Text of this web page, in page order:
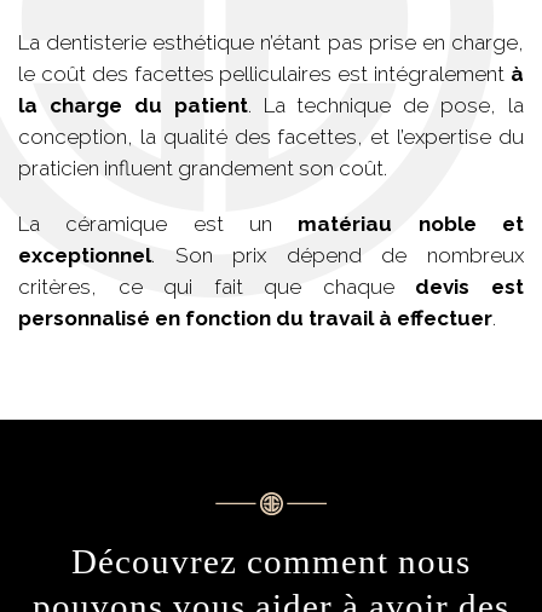
La dentisterie esthétique n’étant pas prise en charge,
le coût des facettes pelliculaires est intégralement à
la charge du patient. La technique de pose, la
conception, la qualité des facettes, et l’expertise du
praticien influent grandement son coût.
La céramique est un matériau noble et
exceptionnel. Son prix dépend de nombreux
critères, ce qui fait que chaque devis est
personnalisé en fonction du travail à effectuer.
Découvrez comment nous